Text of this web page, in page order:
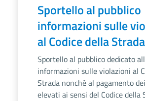
Sportello al pubblico
informazioni sulle
al Codice della Strada
Sportello al pubblico dedicato
informazioni sulle violazioni al
Strada nonchè al pagamento
elevati ai sensi del Codice della